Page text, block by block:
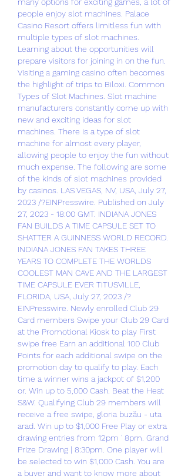
people enjoy slot machines. Palace
Casino Resort offers limitless fun with
multiple types of slot machines.
Learning about the opportunities will
prepare visitors for joining in on the fun.
Visiting a gaming casino often becomes
the highlight of trips to Biloxi. Common
Types of Slot Machines. Slot machine
manufacturers constantly come up with
new and exciting ideas for slot
machines. There is a type of slot
machine for almost every player,
allowing people to enjoy the fun without
much expense. The following are some
of the kinds of slot machines provided
by casinos. LAS VEGAS, NV, USA, July 27,
2023 /?EINPresswire. Published on July
27, 2023 - 18:00 GMT. INDIANA JONES
FAN BUILDS A TIME CAPSULE SET TO
SHATTER A GUINNESS WORLD RECORD.
INDIANA JONES FAN TAKES THREE
YEARS TO COMPLETE THE WORLDS
COOLEST MAN CAVE AND THE LARGEST
TIME CAPSULE EVER TITUSVILLE,
FLORIDA, USA, July 27, 2023 /?
EINPresswire. Newly enrolled Club 29
Card members Swipe your Club 29 Card
at the Promotional Kiosk to play First
swipe free Earn an additional 100 Club
Points for each additional swipe on the
promotion day to qualify to play. Each
time a winner wins a jackpot of $1,200
or. Win up to 5,000 Cash. Beat the Heat
S&W. Qualifying Club 29 members will
receive a free swipe, gloria buzău - uta
arad. Win up to $1,000 Free Play or extra
drawing entries from 12pm ' 8pm. Grand
Prize Drawing | 8:30pm. One player will
be selected to win $1,000 Cash. You are
a buyer and want to know more about